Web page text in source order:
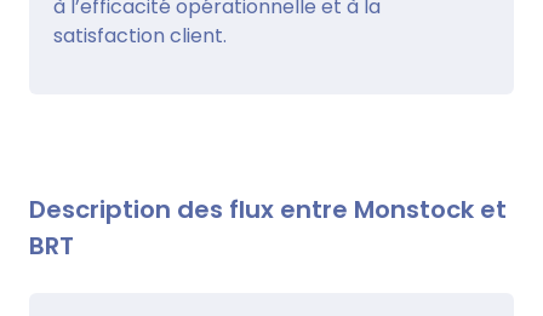
à l’efficacité opérationnelle et à la
satisfaction client.
Description des flux entre Monstock et
BRT